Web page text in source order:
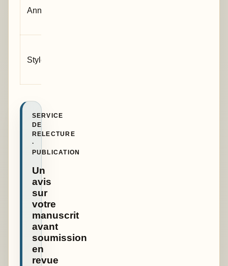
Annexes
Style
SERVICE
DE
RELECTURE
·
PUBLICATION
Un
avis
sur
votre
manuscrit
avant
soumission
en
revue